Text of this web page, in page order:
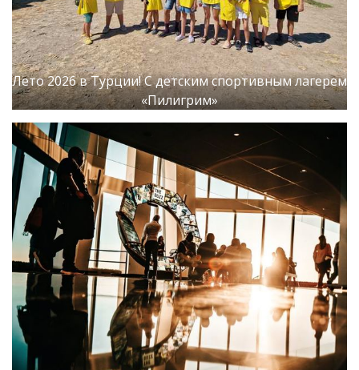
Лето 2026 в Турции! С детским спортивным лагерем
«Пилигрим»